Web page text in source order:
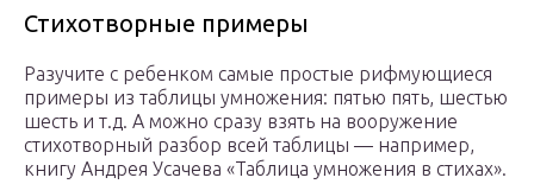
Стихотворные примеры
Разучите с ребенком самые простые рифмующиеся
примеры из таблицы умножения: пятью пять, шестью
шесть и т.д. А можно сразу взять на вооружение
стихотворный разбор всей таблицы — например,
книгу Андрея Усачева «Таблица умножения в стихах».